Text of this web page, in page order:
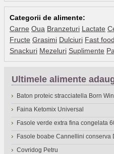
Categorii de alimente:
Carne Oua Branzeturi Lactate
Fructe Grasimi Dulciuri Fast food
Snackuri Mezeluri Suplimente
Ultimele alimente
Baton proteic stracciatella Born
Faina Ketomix Universal
Fasole verde extra fina congelata
Fasole boabe Cannellini conserva
Covridog Petru